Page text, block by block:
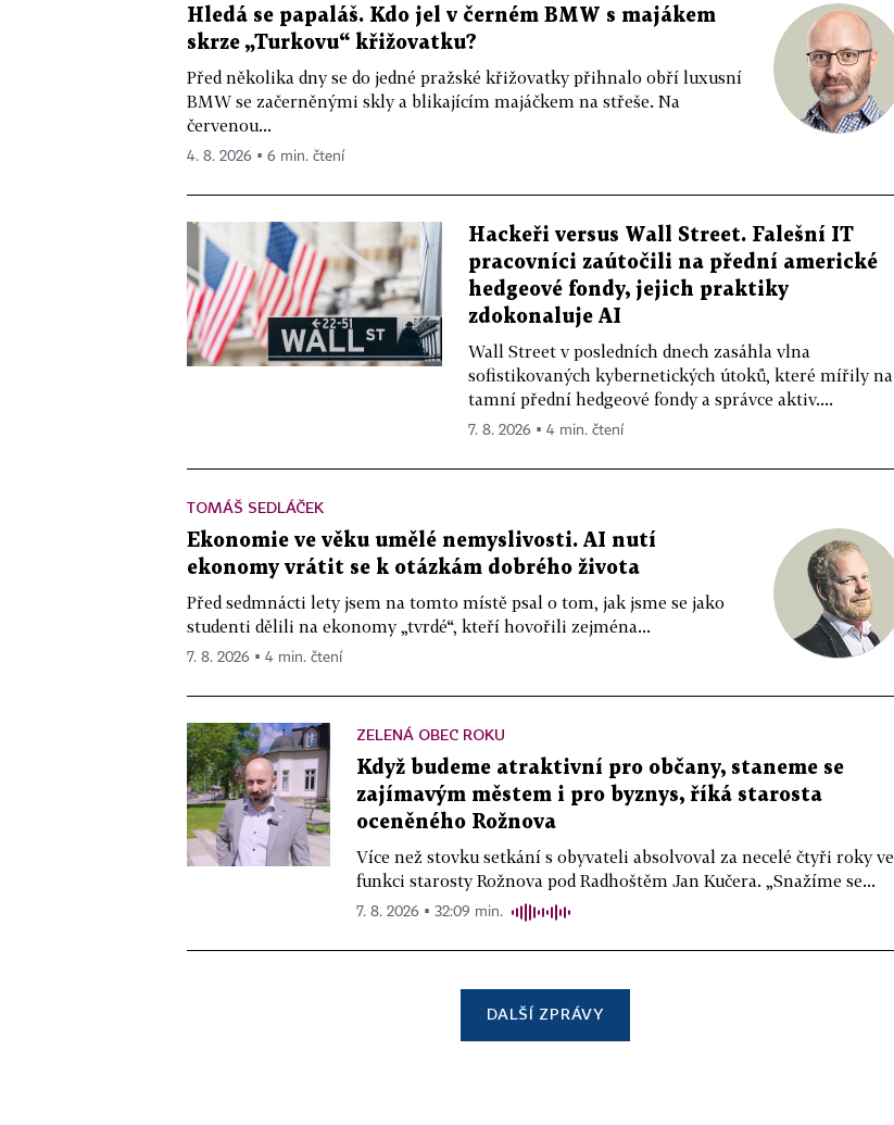
Hledá se papaláš. Kdo jel v černém BMW s majákem
skrze „Turkovu“ křižovatku?
Před několika dny se do jedné pražské křižovatky přihnalo obří luxusní
BMW se začerněnými skly a blikajícím majáčkem na střeše. Na
červenou...
4. 8. 2026 ▪ 6 min. čtení
Hackeři versus Wall Street. Falešní IT
pracovníci zaútočili na přední americké
hedgeové fondy, jejich praktiky
zdokonaluje AI
Wall Street v posledních dnech zasáhla vlna
sofistikovaných kybernetických útoků, které mířily na
tamní přední hedgeové fondy a správce aktiv....
7. 8. 2026 ▪ 4 min. čtení
TOMÁŠ SEDLÁČEK
Ekonomie ve věku umělé nemyslivosti. AI nutí
ekonomy vrátit se k otázkám dobrého života
Před sedmnácti lety jsem na tomto místě psal o tom, jak jsme se jako
studenti dělili na ekonomy „tvrdé“, kteří hovořili zejména...
7. 8. 2026 ▪ 4 min. čtení
ZELENÁ OBEC ROKU
Když budeme atraktivní pro občany, staneme se
zajímavým městem i pro byznys, říká starosta
oceněného Rožnova
Více než stovku setkání s obyvateli absolvoval za necelé čtyři roky ve
funkci starosty Rožnova pod Radhoštěm Jan Kučera. „Snažíme se...
7. 8. 2026 ▪ 32:09 min.
DALŠÍ ZPRÁVY